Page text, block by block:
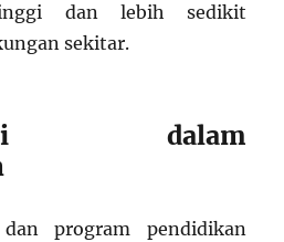
dan lebih sedikit
sekitar.
dalam
program pendidikan